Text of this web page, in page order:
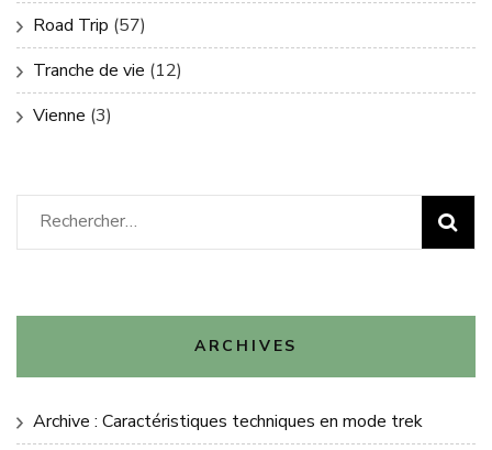
Road Trip (57)
Tranche de vie (12)
Vienne (3)
Rechercher :
ARCHIVES
Archive : Caractéristiques techniques en mode trek